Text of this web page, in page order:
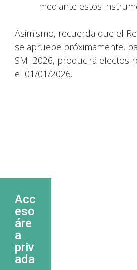
mediante estos
Asimismo, recuerda que el
se apruebe próximamente,
SMI 2026, producirá efectos
el 01/01/2026.
Acc
eso
áre
a
priv
ada